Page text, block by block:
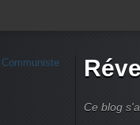
Ce blog